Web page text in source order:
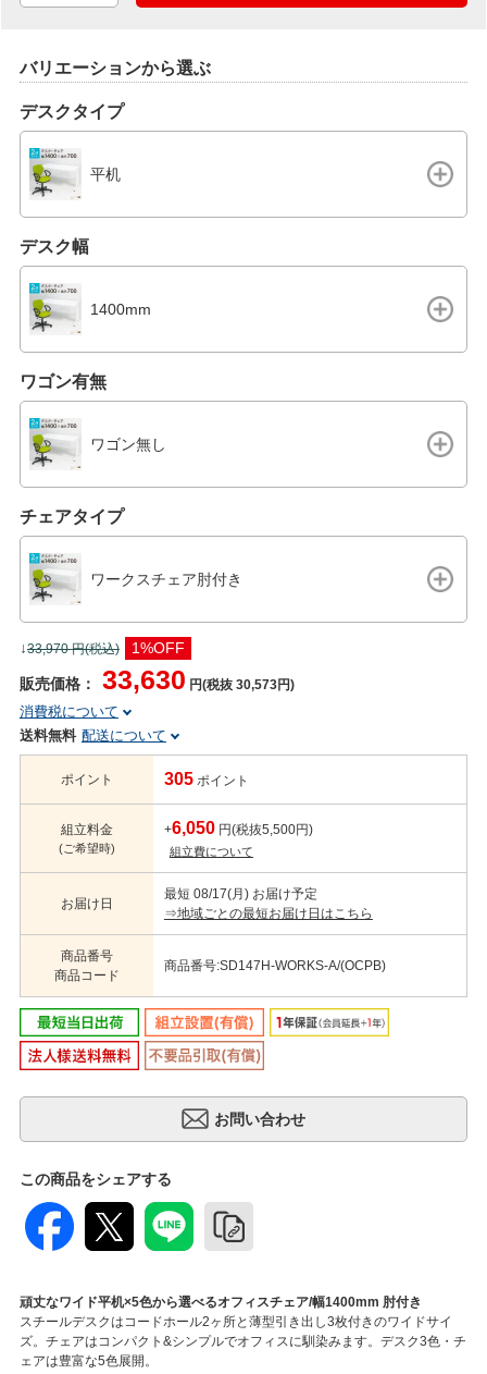
バリエーションから選ぶ
デスクタイプ
平机
デスク幅
1400mm
ワゴン有無
ワゴン無し
チェアタイプ
ワークスチェア肘付き
↓33,970円(税込) 1%OFF
販売価格： 33,630 円(税抜 30,573円)
消費税について
送料無料 配送について
ポイント 305 ポイント
組立料金
(ご希望時)
+6,050 円(税抜5,500円)
組立費について
お届け日
最短 08/17(月) お届け予定
⇒地域ごとの最短お届け日はこちら
商品番号
商品コード
商品番号:SD147H-WORKS-A/(OCPB)
この商品をシェアする
頑丈なワイド平机×5色から選べるオフィスチェア/幅1400mm 肘付き
スチールデスクはコードホール2ヶ所と薄型引き出し3枚付きのワイドサイ
ズ。チェアはコンパクト&シンプルでオフィスに馴染みます。デスク3色・チ
ェアは豊富な5色展開。